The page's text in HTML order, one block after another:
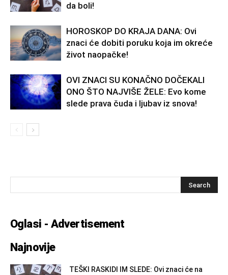
da boli!
HOROSKOP DO KRAJA DANA: Ovi
znaci će dobiti poruku koja im okreće
život naopačke!
OVI ZNACI SU KONAČNO DOČEKALI
ONO ŠTO NAJVIŠE ŽELE: Evo kome
slede prava čuda i ljubav iz snova!
Oglasi - Advertisement
Najnovije
TEŠKI RASKIDI IM SLEDE: Ovi znaci će na